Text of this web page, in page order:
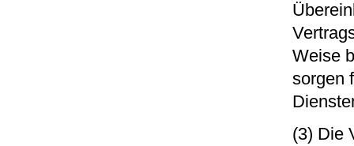
Weise
sorgen
(3) Die